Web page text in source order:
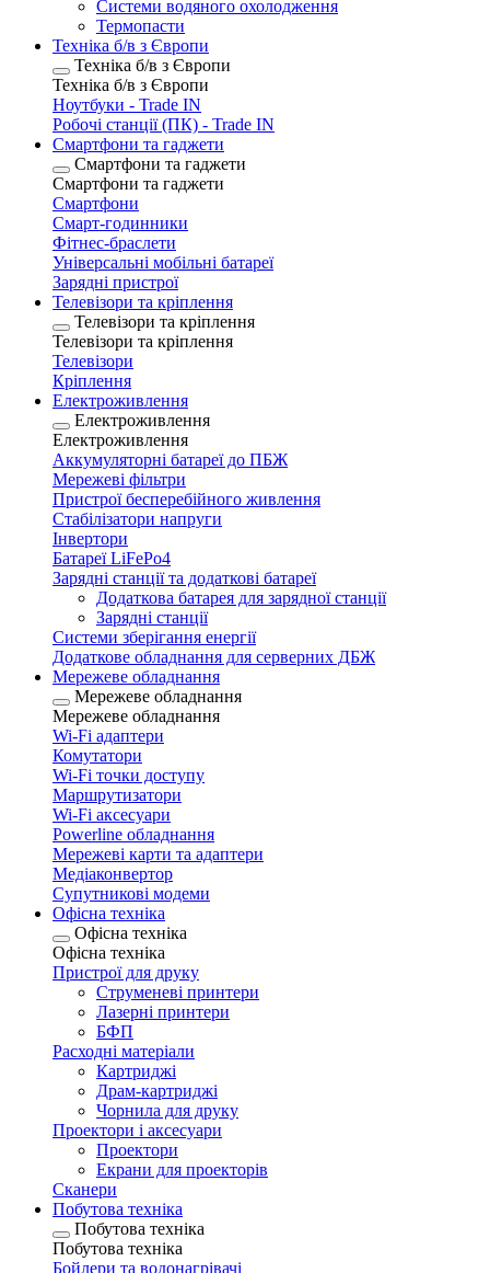
Системи водяного охолодження
Термопасти
Техніка б/в з Європи
Техніка б/в з Європи
Техніка б/в з Європи
Ноутбуки - Trade IN
Робочі станції (ПК) - Trade IN
Смартфони та гаджети
Смартфони та гаджети
Смартфони та гаджети
Смартфони
Смарт-годинники
Фітнес-браслети
Універсальні мобільні батареї
Зарядні пристрої
Телевізори та кріплення
Телевізори та кріплення
Телевізори та кріплення
Телевізори
Кріплення
Електроживлення
Електроживлення
Електроживлення
Аккумуляторні батареї до ПБЖ
Мережеві фільтри
Пристрої бесперебійного живлення
Стабілізатори напруги
Інвертори
Батареї LiFePo4
Зарядні станції та додаткові батареї
Додаткова батарея для зарядної станції
Зарядні станції
Системи зберігання енергії
Додаткове обладнання для серверних ДБЖ
Мережеве обладнання
Мережеве обладнання
Мережеве обладнання
Wi-Fi адаптери
Комутатори
Wi-Fi точки доступу
Маршрутизатори
Wi-Fi аксесуари
Рowerline обладнання
Мережеві карти та адаптери
Медіаконвертор
Супутникові модеми
Офісна техніка
Офісна техніка
Офісна техніка
Пристрої для друку
Струменеві принтери
Лазерні принтери
БФП
Расходні матеріали
Картриджі
Драм-картриджі
Чорнила для друку
Проектори і аксесуари
Проектори
Екрани для проекторів
Сканери
Побутова техніка
Побутова техніка
Побутова техніка
Бойлери та водонагрівачі